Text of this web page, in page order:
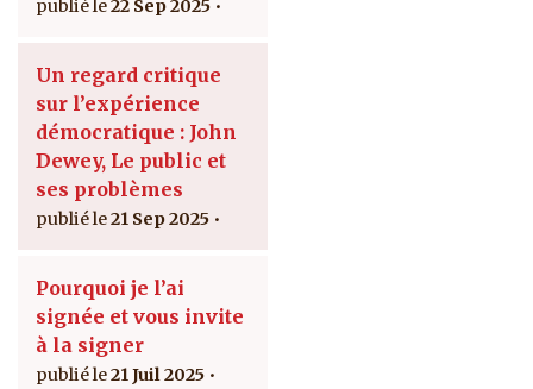
22 Sep 2025
Un regard critique
sur l’expérience
démocratique : John
Dewey, Le public et
ses problèmes
21 Sep 2025
Pourquoi je l’ai
signée et vous invite
à la signer
21 Juil 2025